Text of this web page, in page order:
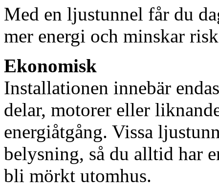
Med en ljustunnel får du
mer energi och minskar
Ekonomisk
Installationen innebär
delar, motorer eller
energiåtgång. Vissa
belysning, så du alltid har
bli mörkt utomhus.